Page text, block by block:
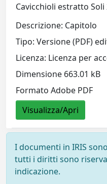
Cavicchioli estratto
Descrizione: Capitolo
Tipo: Versione (PDF)
Licenza: Licenza per
Dimensione 663.01 kB
Formato Adobe PDF
Visualizza/Apri
I documenti in IRIS
tutti i diritti sono
indicazione.